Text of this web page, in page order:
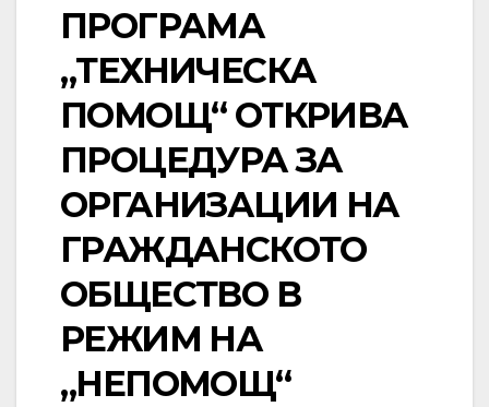
ПРОГРАМА
„ТЕХНИЧЕСКА
ПОМОЩ“ ОТКРИВА
ПРОЦЕДУРА ЗА
ОРГАНИЗАЦИИ НА
ГРАЖДАНСКОТО
ОБЩЕСТВО В
РЕЖИМ НА
„НЕПОМОЩ“